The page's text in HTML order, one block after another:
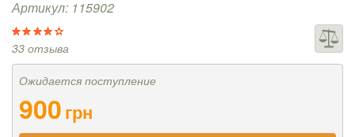
Артикул: 115902
33 отзыва
Ожидается поступление
900грн